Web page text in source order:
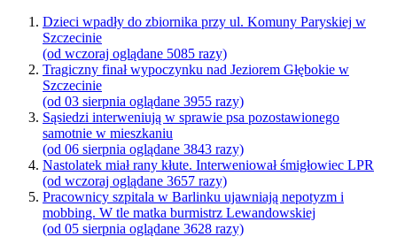
Dzieci wpadły do zbiornika przy ul. Komuny Paryskiej w
Szczecinie
(od wczoraj oglądane 5085 razy)
Tragiczny finał wypoczynku nad Jeziorem Głębokie w
Szczecinie
(od 03 sierpnia oglądane 3955 razy)
Sąsiedzi interweniują w sprawie psa pozostawionego
samotnie w mieszkaniu
(od 06 sierpnia oglądane 3843 razy)
Nastolatek miał rany kłute. Interweniował śmigłowiec LPR
(od wczoraj oglądane 3657 razy)
Pracownicy szpitala w Barlinku ujawniają nepotyzm i
mobbing. W tle matka burmistrz Lewandowskiej
(od 05 sierpnia oglądane 3628 razy)